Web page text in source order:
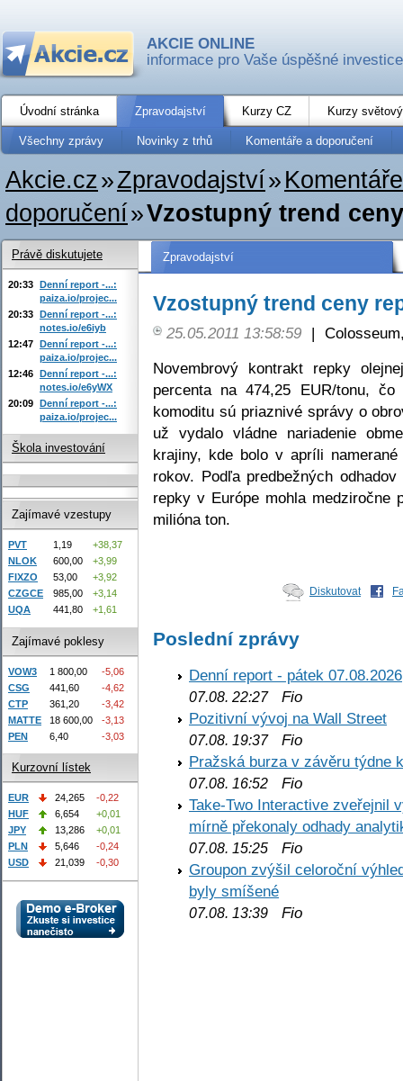
AKCIE ONLINE
informace pro Vaše úspěšné investice
Úvodní stránka Zpravodajství Kurzy CZ Kurzy
Všechny zprávy Novinky z trhů Komentáře a doporučení
Akcie.cz»Zpravodajství»
doporučení»Vzostupný trend
Zpravodajství
Vzostupný trend ceny
25.05.2011 13:58:59 |
Novembrový kontrakt repky
percenta na 474,25 EUR/tonu,
komoditu sú priaznivé správy o
už vydalo vládne nariadenie
krajiny, kde bolo v apríli
rokov. Podľa predbežných
repky v Európe mohla medziročne
milióna ton.
Diskutovat
Poslední zprávy
Denní report - pátek 07.08.2026
07.08. 22:27Fio
Pozitivní vývoj na Wall Street
07.08. 19:37Fio
Pražská burza v závěru týdne
07.08. 16:52 Fio
Take-Two Interactive zveřejnil
mírně překonaly odhady
07.08. 15:25 Fio
Groupon zvýšil celoroční
byly smíšené
07.08. 13:39 Fio
Právě diskutujete
20:33 Denní report -...:
paiza.io/projec...
20:33 Denní report -...:
notes.io/e6iyb
12:47 Denní report -...:
paiza.io/projec...
12:46 Denní report -...:
notes.io/e6yWX
20:09 Denní report -...:
paiza.io/projec...
Škola investování
Zajímavé vzestupy
PVT 1,19
+38,37
NLOK
600,00
+3,99
FIXZO
53,00
+3,92
CZGCE
985,00
+3,14
UQA
441,80 +1,61
Zajímavé poklesy
VOW3 1 800,00
-5,06
CSG
441,60
-4,62
CTP
361,20
-3,42
MATTE
18 600,00
-3,13
PEN
6,40 -3,03
Kurzovní lístek
EUR 24,265
-0,22
HUF
6,654
+0,01
JPY
13,286
+0,01
PLN
5,646
-0,24
USD
21,039 -0,30